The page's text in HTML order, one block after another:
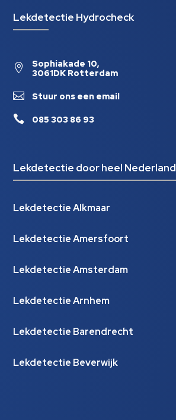
Lekdetectie Hydrocheck

Sophiakade 10,
3061DK Rotterdam
 Stuur ons een email
 085 303 86 93
Lekdetectie door heel Nederland
Lekdetectie Alkmaar
Lekdetectie Amersfoort
Lekdetectie Amsterdam
Lekdetectie Arnhem
Lekdetectie Barendrecht
Lekdetectie Beverwijk